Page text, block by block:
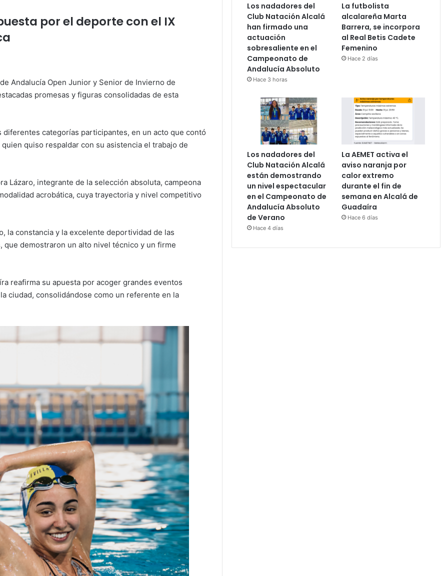
por el deporte con el IX
Andalucía Open Junior y Senior de Invierno de
promesas y figuras consolidadas de esta
categorías participantes, en un acto que contó
quiso respaldar con su asistencia el trabajo de
Lázaro, integrante de la selección absoluta, campeona
acrobática, cuya trayectoria y nivel competitivo
la constancia y la excelente deportividad de las
que demostraron un alto nivel técnico y un firme
reafirma su apuesta por acoger grandes eventos
ciudad, consolidándose como un referente en la
Los nadadores del
Club Natación Alcalá
han firmado una
actuación
sobresaliente en el
Campeonato de
Andalucía Absoluto
Hace 3 horas
La futbolista
alcalareña Marta
Barrera, se incorpora
al Real Betis Cadete
Femenino
Hace 2 días
Los nadadores del
Club Natación Alcalá
están demostrando
un nivel espectacular
en el Campeonato de
Andalucía Absoluto
de Verano
Hace 4 días
La AEMET activa el
aviso naranja por
calor extremo
durante el fin de
semana en Alcalá de
Guadaíra
Hace 6 días